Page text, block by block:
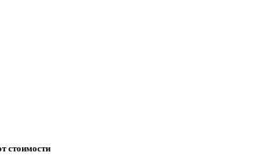
науки
работа
стоимости